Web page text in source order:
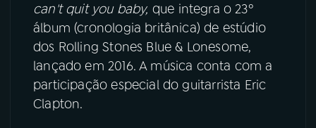
ACOMPANHE A RÁDIO NACIONAL
YouTube Facebook
Instagram X
can't quit you baby, que integra o 23º
álbum (cronologia britânica) de estúdio
dos Rolling Stones Blue & Lonesome,
lançado em 2016. A música conta com a
participação especial do guitarrista Eric
Clapton.